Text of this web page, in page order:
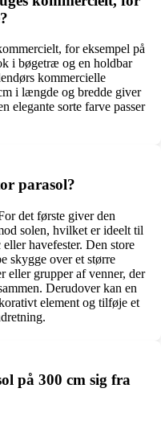
for eksempel på
i bøgetræ og en holdbar
kommercielle
i længde og bredde giver
elegante sorte farve passer
parasol?
det første giver den
solen, hvilket er ideelt til
havefester. Den store
skygge over et større
eller grupper af venner, der
Derudover kan en
element og tilføje et
på 300 cm sig fra